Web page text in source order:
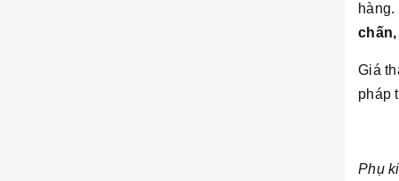
hàng.
Giá
pháp
Phụ